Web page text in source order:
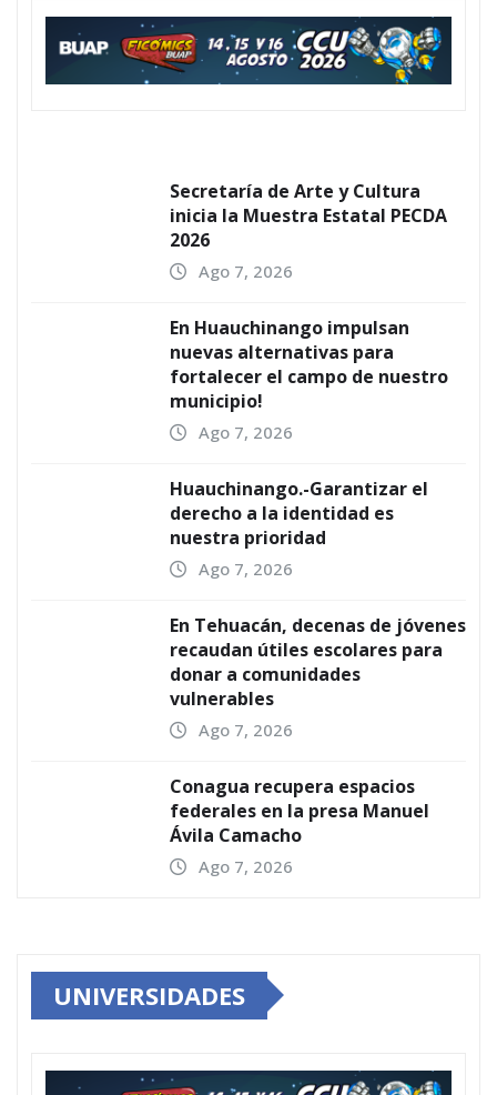
Secretaría de Arte y Cultura
inicia la Muestra Estatal PECDA
2026
Ago 7, 2026
En Huauchinango impulsan
nuevas alternativas para
fortalecer el campo de nuestro
municipio!
Ago 7, 2026
Huauchinango.-Garantizar el
derecho a la identidad es
nuestra prioridad
Ago 7, 2026
En Tehuacán, decenas de jóvenes
recaudan útiles escolares para
donar a comunidades
vulnerables
Ago 7, 2026
Conagua recupera espacios
federales en la presa Manuel
Ávila Camacho
Ago 7, 2026
UNIVERSIDADES